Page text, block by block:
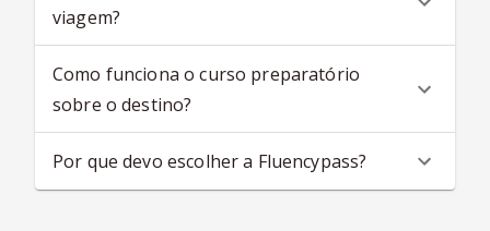
viagem?
Como funciona o curso preparatório
sobre o destino?
Por que devo escolher a Fluencypass?